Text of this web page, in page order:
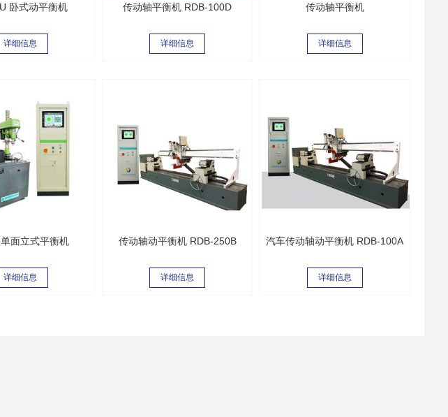
卧式动平衡机
详细信息
传动轴平衡机 RDB-100D
详细信息
传动轴平衡机
详细信息
面立式平衡机
详细信息
传动轴动平衡机 RDB-250B
详细信息
汽车传动轴动平衡机 RDB-100A
详细信息